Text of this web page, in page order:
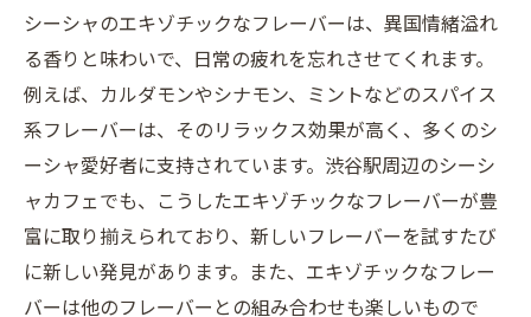
シーシャのエキゾチックなフレーバーは、異国情緒溢れ
る香りと味わいで、日常の疲れを忘れさせてくれます。
例えば、カルダモンやシナモン、ミントなどのスパイス
系フレーバーは、そのリラックス効果が高く、多くのシ
ーシャ愛好者に支持されています。渋谷駅周辺のシーシ
ャカフェでも、こうしたエキゾチックなフレーバーが豊
富に取り揃えられており、新しいフレーバーを試すたび
に新しい発見があります。また、エキゾチックなフレー
バーは他のフレーバーとの組み合わせも楽しいもので